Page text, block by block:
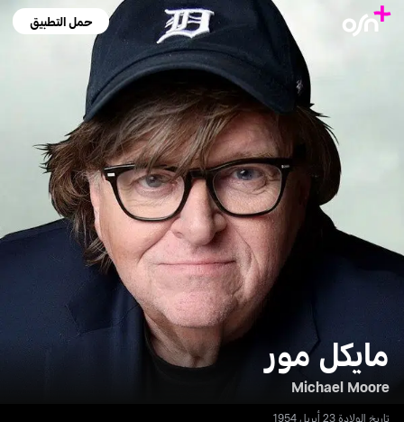
حمل التطبيق
مايكل مور
Michael Moore
تاريخ الولادة 23 أبريل 1954